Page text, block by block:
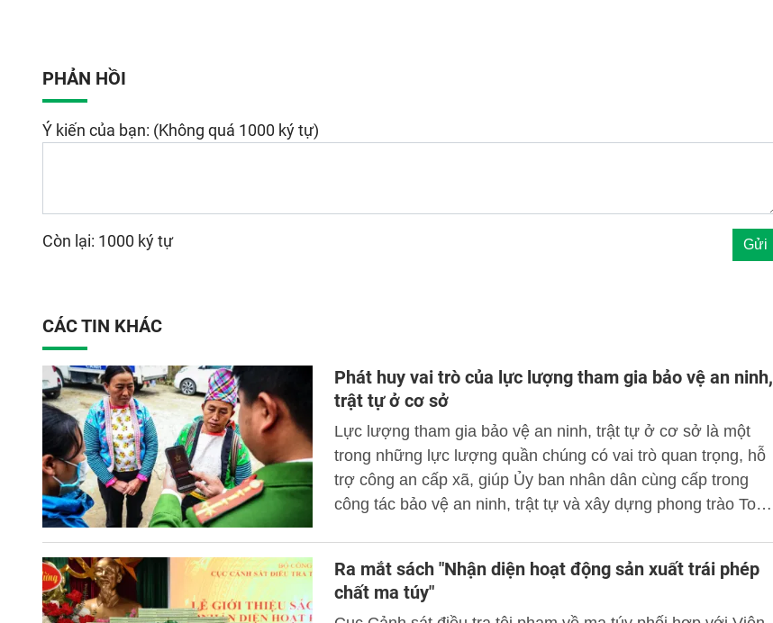
PHẢN HỒI
Ý kiến của bạn: (Không quá 1000 ký tự)
Còn lại: 1000 ký tự
CÁC TIN KHÁC
Phát huy vai trò của lực lượng tham gia bảo vệ an ninh,
trật tự ở cơ sở
Lực lượng tham gia bảo vệ an ninh, trật tự ở cơ sở là một
trong những lực lượng quần chúng có vai trò quan trọng, hỗ
trợ công an cấp xã, giúp Ủy ban nhân dân cùng cấp trong
công tác bảo vệ an ninh, trật tự và xây dựng phong trào Toàn
Ra mắt sách "Nhận diện hoạt động sản xuất trái phép
chất ma túy"